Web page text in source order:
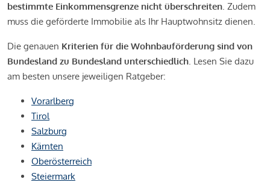
bestimmte Einkommensgrenze nicht überschreiten. Zudem
muss die geförderte Immobilie als Ihr Hauptwohnsitz dienen.
Die genauen Kriterien für die Wohnbauförderung sind von
Bundesland zu Bundesland unterschiedlich. Lesen Sie dazu
am besten unsere jeweiligen Ratgeber:
Vorarlberg
Tirol
Salzburg
Kärnten
Oberösterreich
Steiermark